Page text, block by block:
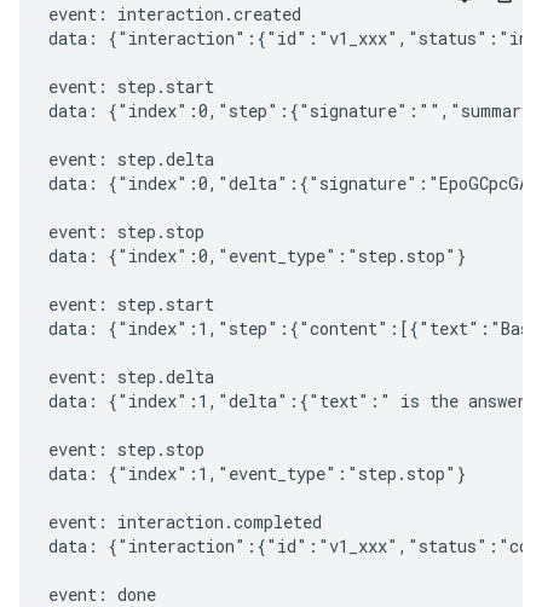
event: interaction.created
data:
event: step.start
data:
event: step.delta
data:
event: step.stop
data: {"index":0,"event_type":"step.stop"}
event: step.start
data:
event: step.delta
data: {"index":1,"delta":{"text":" is the answer
event: step.stop
data: {"index":1,"event_type":"step.stop"}
event: interaction.completed
data:
event: done